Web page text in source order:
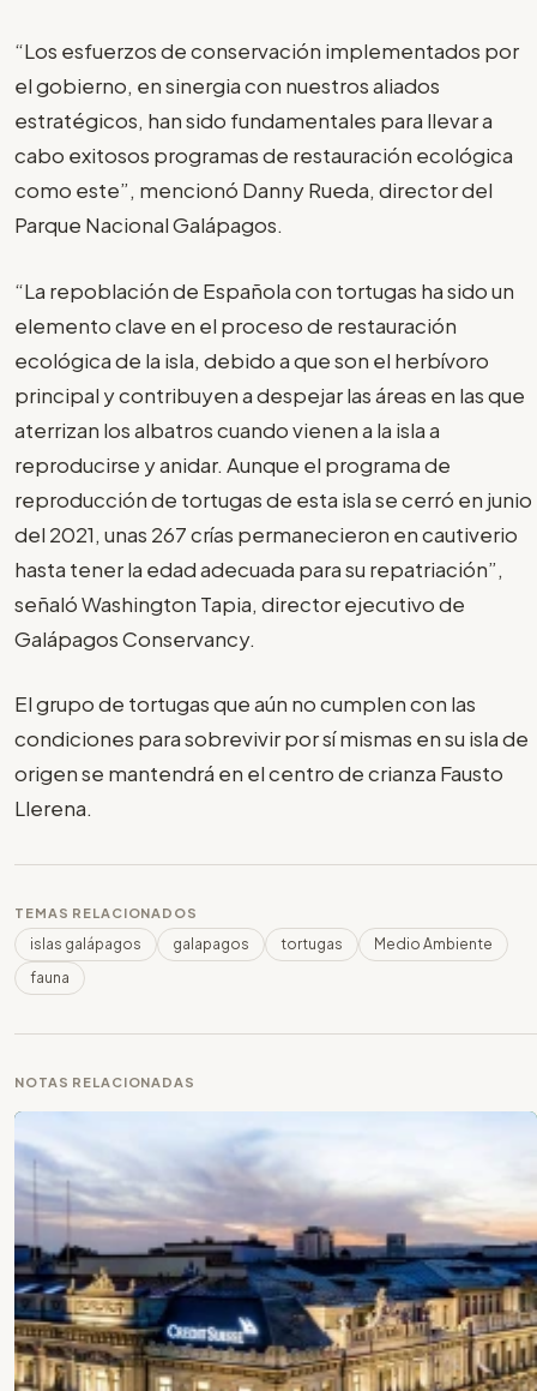
“Los esfuerzos de conservación implementados por
el gobierno, en sinergia con nuestros aliados
estratégicos, han sido fundamentales para llevar a
cabo exitosos programas de restauración ecológica
como este”, mencionó Danny Rueda, director del
Parque Nacional Galápagos.
“La repoblación de Española con tortugas ha sido un
elemento clave en el proceso de restauración
ecológica de la isla, debido a que son el herbívoro
principal y contribuyen a despejar las áreas en las que
aterrizan los albatros cuando vienen a la isla a
reproducirse y anidar. Aunque el programa de
reproducción de tortugas de esta isla se cerró en junio
del 2021, unas 267 crías permanecieron en cautiverio
hasta tener la edad adecuada para su repatriación”,
señaló Washington Tapia, director ejecutivo de
Galápagos Conservancy.
El grupo de tortugas que aún no cumplen con las
condiciones para sobrevivir por sí mismas en su isla de
origen se mantendrá en el centro de crianza Fausto
Llerena.
TEMAS RELACIONADOS
islas galápagos galapagos tortugas
Medio Ambiente
fauna
NOTAS RELACIONADAS